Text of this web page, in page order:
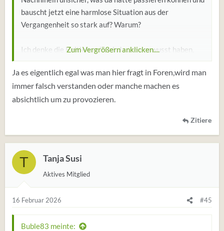
bauscht jetzt eine harmlose Situation aus der
Vergangenheit so stark auf? Warum?
Ich denke die Reitlehrerin wird schon gewusst haben,
wie das Pferd drauf ist und normalerweise ist die erste
Annäherung zu einem Pferd schnüffeln lassen und dann
sanft streicheln zum Kennenlernen.
Zum Vergrößern anklicken....
Ja es eigentlich egal was man hier fragt in Foren,wird man
immer falsch verstanden oder manche machen es
absichtlich um zu provozieren.
Zitiere
T Tanja Susi
Aktives Mitglied
16 Februar 2026 #45
Buble83 meinte: